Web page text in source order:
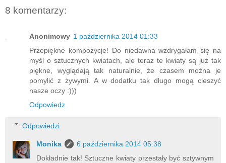
8 komentarzy:
Anonimowy 1 października 2014 01:33
Przepiękne kompozycje! Do niedawna wzdrygałam się na
myśl o sztucznych kwiatach, ale teraz te kwiaty są już tak
piękne, wyglądają tak naturalnie, że czasem można je
pomylić z żywymi. A w dodatku tak długo mogą cieszyć
nasze oczy :)))
Odpowiedz
Odpowiedzi
Monika
6 października 2014 05:38
Dokładnie tak! Sztuczne kwiaty przestały być sztywnym